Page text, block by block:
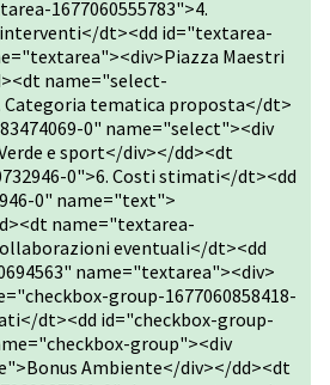
1677060555783">4.
dt><dd id="textarea-
Maestri
name="select-
Categoria tematica proposta</dt>
0" name="select"><div
e sport</div></dd><dt
0">6. Costi stimati</dt><dd
0" name="text">
name="textarea-
eventuali</dt><dd
name="textarea"><div>
group-1677060858418-
dt><dd id="checkbox-group-
group"><div
Ambiente</div></dd><dt